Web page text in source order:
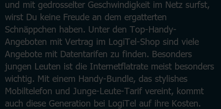
und mit gedrosselter Geschwindigkeit im Netz surfst,
wirst Du keine Freude an dem ergatterten
Schnäppchen haben. Unter den Top-Handy-
Angeboten mit Vertrag im LogiTel-Shop sind viele
Angebote mit Datentarifen zu finden. Besonders
jungen Leuten ist die Internetflatrate meist besonders
wichtig. Mit einem Handy-Bundle, das stylishes
Mobiltelefon und Junge-Leute-Tarif vereint, kommt
auch diese Generation bei LogiTel auf ihre Kosten.